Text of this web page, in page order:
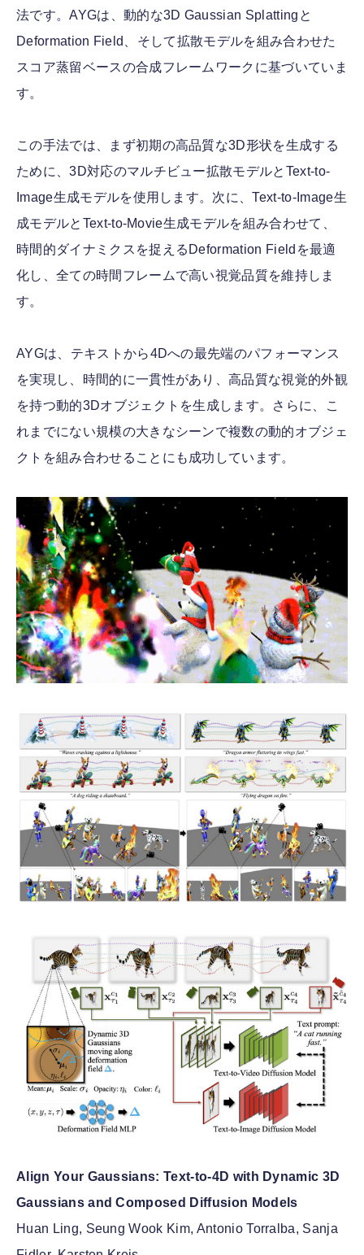
法です。AYGは、動的な3D Gaussian Splattingと
Deformation Field、そして拡散モデルを組み合わせた
スコア蒸留ベースの合成フレームワークに基づいていま
す。
この手法では、まず初期の高品質な3D形状を生成する
ために、3D対応のマルチビュー拡散モデルとText-to-
Image生成モデルを使用します。次に、Text-to-Image生
成モデルとText-to-Movie生成モデルを組み合わせて、
時間的ダイナミクスを捉えるDeformation Fieldを最適
化し、全ての時間フレームで高い視覚品質を維持しま
す。
AYGは、テキストから4Dへの最先端のパフォーマンス
を実現し、時間的に一貫性があり、高品質な視覚的外観
を持つ動的3Dオブジェクトを生成します。さらに、こ
れまでにない規模の大きなシーンで複数の動的オブジェ
クトを組み合わせることにも成功しています。
Align Your Gaussians: Text-to-4D with Dynamic 3D
Gaussians and Composed Diffusion Models
Huan Ling, Seung Wook Kim, Antonio Torralba, Sanja